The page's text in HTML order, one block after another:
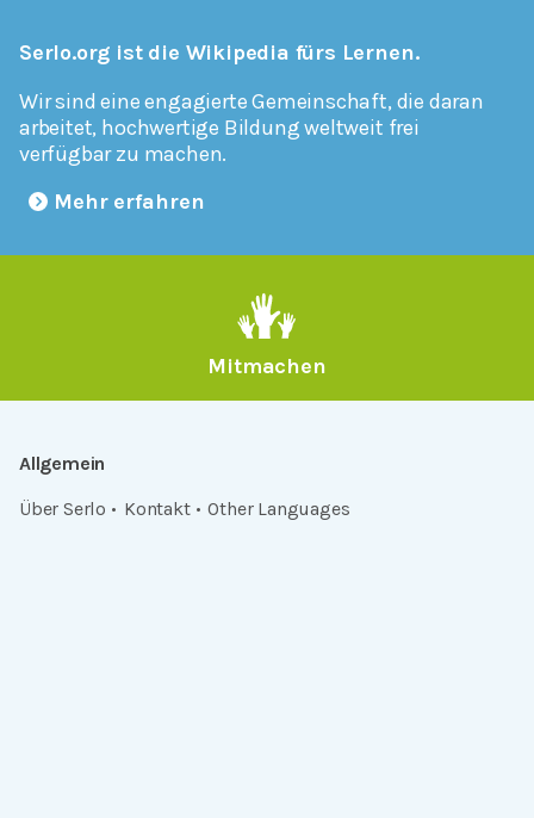
Serlo.org ist die Wikipedia fürs Lernen.
Wir sind eine engagierte Gemeinschaft, die daran
arbeitet, hochwertige Bildung weltweit frei
verfügbar zu machen.
Mehr erfahren
Mitmachen
Allgemein
Über Serlo
Kontakt Other Languages